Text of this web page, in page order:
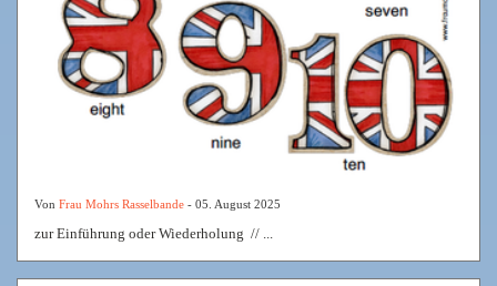
Von Frau Mohrs Rasselbande - 05. August 2025
zur Einführung oder Wiederholung // ...